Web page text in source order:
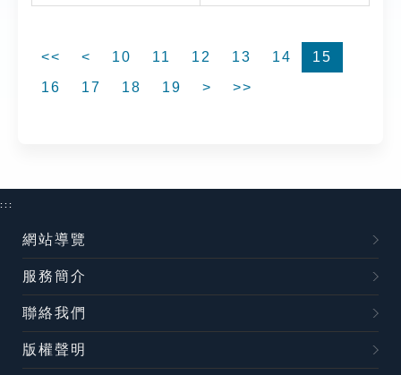
<< < 10 11 12 13 14
15
16
17 18 19 > >>
:::
網站導覽
服務簡介
聯絡我們
版權聲明